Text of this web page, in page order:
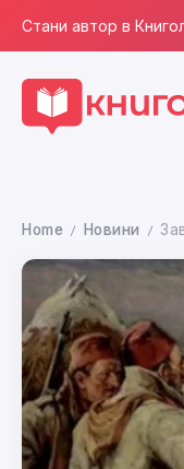
Стани автор в
Home / Новини /